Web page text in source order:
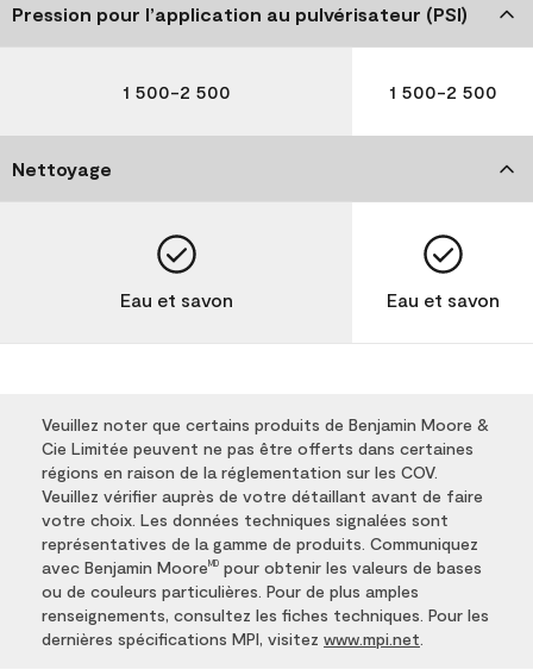
Pression pour l’application au pulvérisateur (PSI)
1 500-2 500 1 500-2 500
Nettoyage
Eau et savon Eau et savon
Veuillez noter que certains produits de Benjamin Moore &
Cie Limitée peuvent ne pas être offerts dans certaines
régions en raison de la réglementation sur les COV.
Veuillez vérifier auprès de votre détaillant avant de faire
votre choix. Les données techniques signalées sont
représentatives de la gamme de produits. Communiquez
avec Benjamin Moore MD pour obtenir les valeurs de bases
ou de couleurs particulières. Pour de plus amples
renseignements, consultez les fiches techniques. Pour les
dernières spécifications MPI, visitez www.mpi.net